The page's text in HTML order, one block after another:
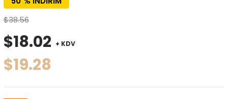
$38.56
$18.02 + KDV
$19.28